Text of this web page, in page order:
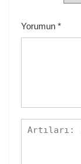
Yorumun *